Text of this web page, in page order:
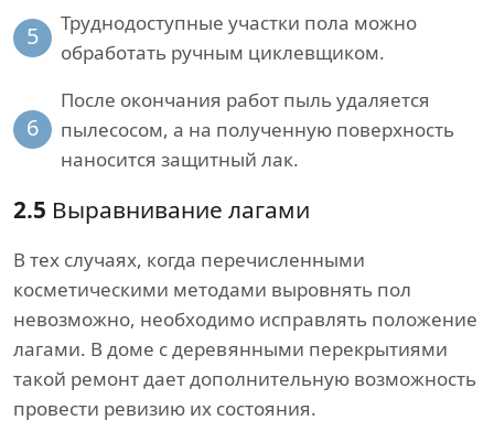
5
Труднодоступные участки пола можно
обработать ручным циклевщиком.
6
После окончания работ пыль удаляется
пылесосом, а на полученную поверхность
наносится защитный лак.
2.5 Выравнивание лагами
В тех случаях, когда перечисленными
косметическими методами выровнять пол
невозможно, необходимо исправлять положение
лагами. В доме с деревянными перекрытиями
такой ремонт дает дополнительную возможность
провести ревизию их состояния.